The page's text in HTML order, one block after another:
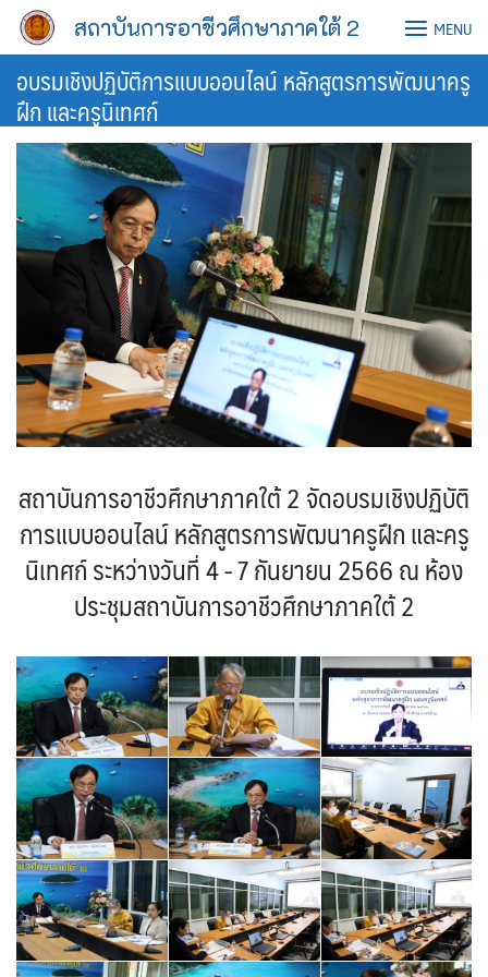
Skip
สถาบันการอาชีวศึกษาภาคใต้ 2 MENU
อบรมเชิงปฏิบัติการแบบออนไลน์ หลักสูตรการพัฒนาครู
ฝึก และครูนิเทศก์
สถาบันการอาชีวศึกษาภาคใต้ 2 จัดอบรมเชิงปฏิบัติ
การแบบออนไลน์ หลักสูตรการพัฒนาครูฝึก และครู
นิเทศก์ ระหว่างวันที่ 4 - 7 กันยายน 2566 ณ ห้อง
ประชุมสถาบันการอาชีวศึกษาภาคใต้ 2